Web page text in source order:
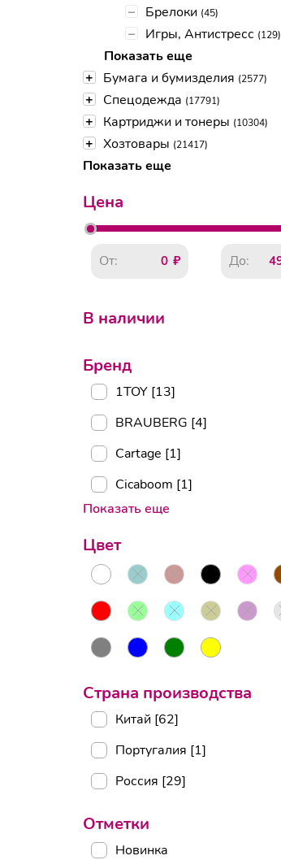
– Брелоки (45)
– Игры, Антистресс (129)
Показать еще
+
Бумага и бумизделия (2577)
+ Спецодежда (17791)
+ Картриджи и тонеры (10304)
+ Хозтовары (21417)
Показать еще
Цена
От: До:
В наличии
Бренд
1TOY [13]
BRAUBERG [4]
Cartage [1]
Cicaboom [1]
Показать еще
Цвет
Страна производства
Китай [62]
Португалия [1]
Россия [29]
Отметки
Новинка